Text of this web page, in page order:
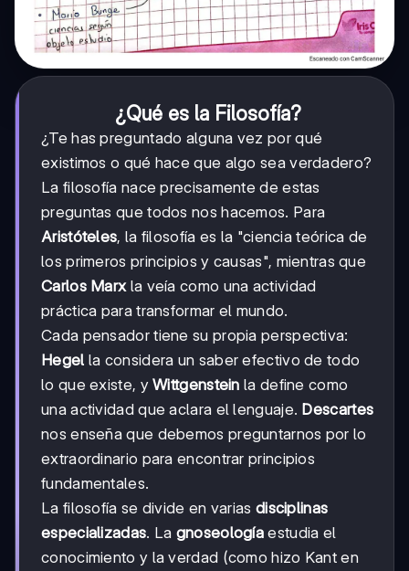
¿Qué es la Filosofía?
¿Te has preguntado alguna vez por qué
existimos o qué hace que algo sea verdadero?
La filosofía nace precisamente de estas
preguntas que todos nos hacemos. Para
Aristóteles, la filosofía es la "ciencia teórica de
los primeros principios y causas", mientras que
Carlos Marxla veía como una actividad
práctica para transformar el mundo.
Cada pensador tiene su propia perspectiva:
Hegel la considera un saber efectivo de todo
lo que existe, yWittgenstein la define como
una actividad que aclara el lenguaje. Descartes
nos enseña que debemos preguntarnos por lo
extraordinario para encontrar principios
fundamentales.
La filosofía se divide en varias disciplinas
especializadas. La gnoseología estudia el
conocimiento y la verdad (como hizo Kant en